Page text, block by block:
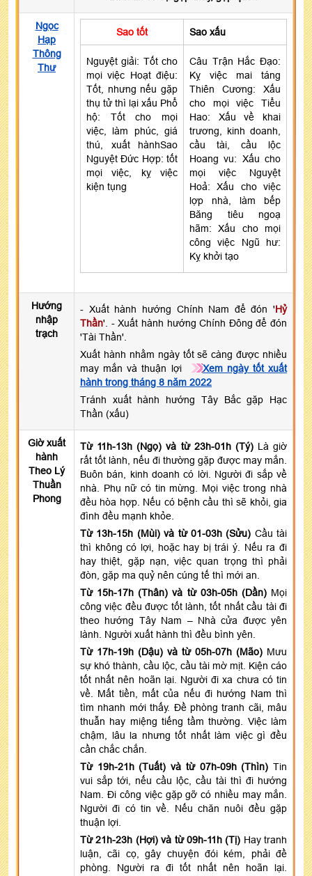
Ngọc
Hạp
Thông
Thư
Sao tốt Sao xấu
Nguyệt giải: Tốt cho
mọi việc Hoạt điệu:
Tốt, nhưng nếu gặp
thụ tử thì lại xấu Phổ
hộ: Tốt cho mọi
việc, làm phúc, giá
thú, xuất hànhSao
Nguyệt Đức Hợp: tốt
mọi việc, kỵ việc
kiện tụng
Câu Trận Hắc Đạo:
Kỵ việc mai táng
Thiên Cương: Xấu
cho mọi việc Tiểu
Hao: Xấu về khai
trương, kinh doanh,
cầu tài, cầu lộc
Hoang vu: Xấu cho
mọi việc Nguyệt
Hoả: Xấu cho việc
lợp nhà, làm bếp
Băng tiêu ngoạ
hãm: Xấu cho mọi
công việc Ngũ hư:
Kỵ khởi tạo
Hướng
nhập
trạch
- Xuất hành hướng Chính Nam để đón 'Hỷ
Thần'. - Xuất hành hướng Chính Đông để đón
'Tài Thần'.
Xuất hành nhằm ngày tốt sẽ càng được nhiều
may mắn và thuận lợi
Xem ngày tốt xuất
hành trong tháng 8 năm 2022
Tránh xuất hành hướng Tây Bắc gặp Hạc
Thần (xấu)
Giờ xuất
hành
Theo Lý
Thuần
Phong
Từ 11h-13h (Ngọ) và từ 23h-01h (Tý) Là giờ
rất tốt lành, nếu đi thường gặp được may mắn.
Buôn bán, kinh doanh có lời. Người đi sắp về
nhà. Phụ nữ có tin mừng. Mọi việc trong nhà
đều hòa hợp. Nếu có bệnh cầu thì sẽ khỏi, gia
đình đều mạnh khỏe.
Từ 13h-15h (Mùi) và từ 01-03h (Sửu) Cầu tài
thì không có lợi, hoặc hay bị trái ý. Nếu ra đi
hay thiệt, gặp nạn, việc quan trọng thì phải
đòn, gặp ma quỷ nên cúng tế thì mới an.
Từ 15h-17h (Thân) và từ 03h-05h (Dần) Mọi
công việc đều được tốt lành, tốt nhất cầu tài đi
theo hướng Tây Nam – Nhà cửa được yên
lành. Người xuất hành thì đều bình yên.
Từ 17h-19h (Dậu) và từ 05h-07h (Mão) Mưu
sự khó thành, cầu lộc, cầu tài mờ mịt. Kiện cáo
tốt nhất nên hoãn lại. Người đi xa chưa có tin
về. Mất tiền, mất của nếu đi hướng Nam thì
tìm nhanh mới thấy. Đề phòng tranh cãi, mâu
thuẫn hay miệng tiếng tầm thường. Việc làm
chậm, lâu la nhưng tốt nhất làm việc gì đều
cần chắc chắn.
Từ 19h-21h (Tuất) và từ 07h-09h (Thìn) Tin
vui sắp tới, nếu cầu lộc, cầu tài thì đi hướng
Nam. Đi công việc gặp gỡ có nhiều may mắn.
Người đi có tin về. Nếu chăn nuôi đều gặp
thuận lợi.
Từ 21h-23h (Hợi) và từ 09h-11h (Tị) Hay tranh
luận, cãi cọ, gây chuyện đói kém, phải đề
phòng. Người ra đi tốt nhất nên hoãn lại.